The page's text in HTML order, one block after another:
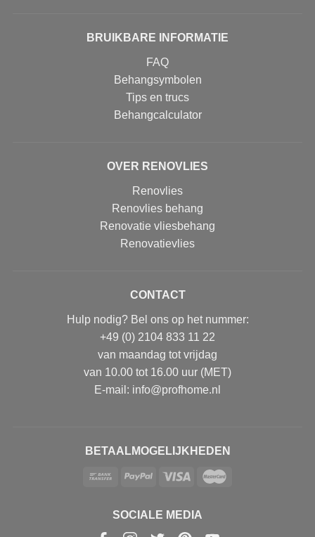
BRUIKBARE INFORMATIE
FAQ
Behangsymbolen
Tips en trucs
Behangcalculator
OVER RENOVLIES
Renovlies
Renovlies behang
Renovatie vliesbehang
Renovatievlies
CONTACT
Hulp nodig? Bel ons op het nummer:
+49 (0) 2104 833 11 22
van maandag tot vrijdag
van 10.00 tot 16.00 uur (MET)
E-mail: info@profhome.nl
BETAALMOGELIJKHEDEN
SOCIALE MEDIA